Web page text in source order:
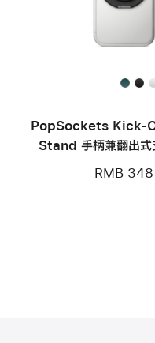
PopSockets Kick-
Stand 手柄兼翻出式
RMB 348